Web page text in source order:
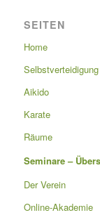
SEITEN
Home
Selbstverteidigung
Aikido
Karate
Räume
Seminare –
Der Verein
Online-Akademie